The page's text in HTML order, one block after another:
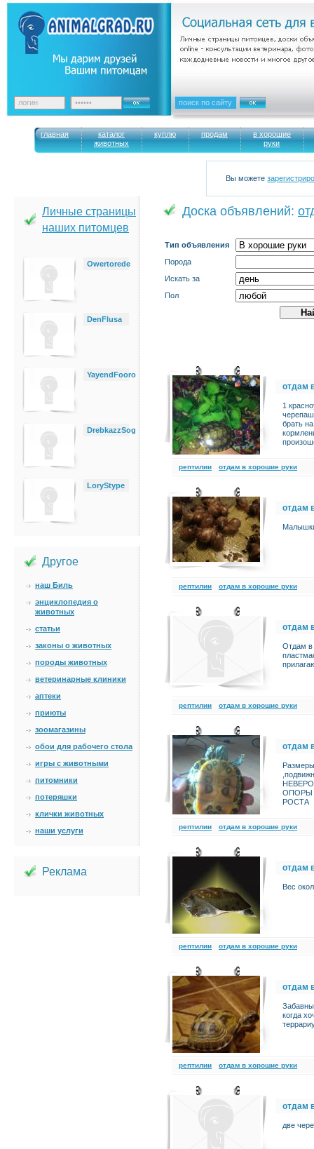
главная
каталог
животных
куплю продам
в хорошие
руки
Вы можете
Личные страницы
наших питомцев
Owertorede
DenFlusa
YayendFooro
DrebkazzSog
LoryStype
Другое
наш Биль
энциклопедия о
животных
статьи
законы о животных
породы животных
ветеринарные клиники
аптеки
приюты
зоомагазины
обои для рабочего стола
игры с животными
питомники
потеряшки
клички животных
наши услуги
Реклама
Доска объявлений:
Тип объявления
Порода
Искать за
Пол
отдам
1
брать
рептилии отдам в хорошие руки
отдам
рептилии отдам в хорошие руки
отдам
Отдам в
рептилии отдам в хорошие руки
отдам
ОПОРЫ
РОСТА
рептилии отдам в хорошие руки
отдам
Вес
рептилии отдам в хорошие руки
отдам
когда
рептилии отдам в хорошие руки
отдам
две